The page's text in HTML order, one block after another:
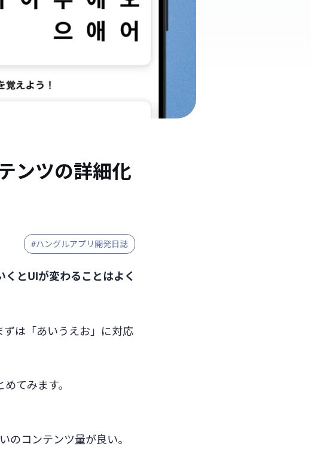
ンツの詳細化
#ハングルアプリ開発日誌
くとUIが変わることはよく
は「あいうえお」に対応
てみます。
のコンテンツ量が良い。